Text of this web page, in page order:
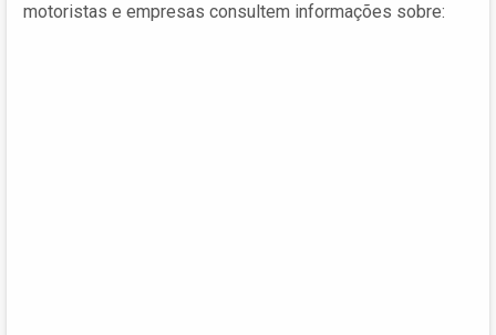
motoristas e empresas consultem informações sobre: